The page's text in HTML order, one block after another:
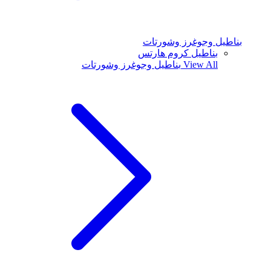
بناطيل وجوغرز وشورتات
بناطيل كروم هارتس
View All بناطيل وجوغرز وشورتات